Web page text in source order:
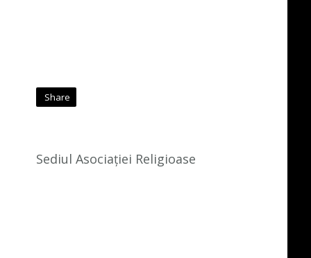
Share
Sediul Asociației Religioase